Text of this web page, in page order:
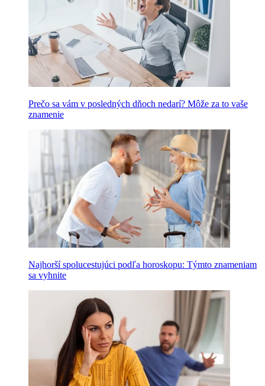
Prečo sa vám v posledných dňoch nedarí? Môže za to vaše
znamenie
Najhorší spolucestujúci podľa horoskopu: Týmto znameniam
sa vyhnite